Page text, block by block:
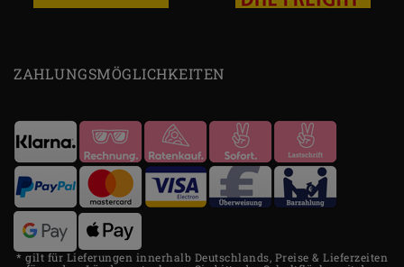
ZAHLUNGSMÖGLICHKEITEN
* gilt für Lieferungen innerhalb Deutschlands, Preise & Lieferzeiten